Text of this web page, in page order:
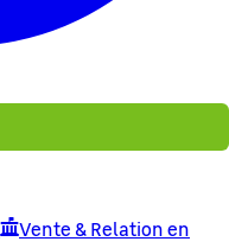
Vente & Relation en